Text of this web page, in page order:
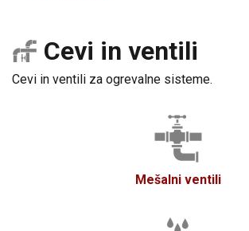
Cevi in ventili
Cevi in ventili za ogrevalne sisteme.
Mešalni ventili